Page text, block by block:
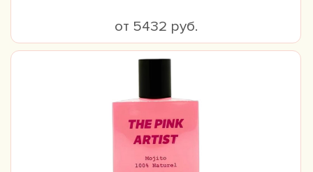
от 5432 руб.